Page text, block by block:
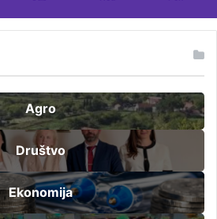
Agro
Društvo
Ekonomija